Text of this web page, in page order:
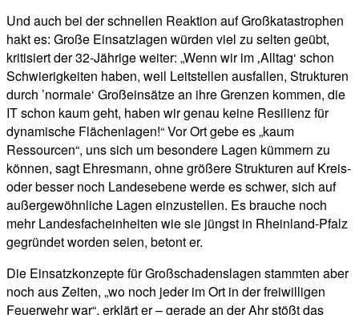
Und auch bei der schnellen Reaktion auf Großkatastrophen
hakt es: Große Einsatzlagen würden viel zu selten geübt,
kritisiert der 32-Jährige weiter: „Wenn wir im ‚Alltag‘ schon
Schwierigkeiten haben, weil Leitstellen ausfallen, Strukturen
durch ’normale‘ Großeinsätze an ihre Grenzen kommen, die
IT schon kaum geht, haben wir genau keine Resilienz für
dynamische Flächenlagen!“ Vor Ort gebe es „kaum
Ressourcen“, uns sich um besondere Lagen kümmern zu
können, sagt Ehresmann, ohne größere Strukturen auf Kreis-
oder besser noch Landesebene werde es schwer, sich auf
außergewöhnliche Lagen einzustellen. Es brauche noch
mehr Landesfacheinheiten wie sie jüngst in Rheinland-Pfalz
gegründet worden seien, betont er.
Die Einsatzkonzepte für Großschadenslagen stammten aber
noch aus Zeiten, „wo noch jeder im Ort in der freiwilligen
Feuerwehr war“, erklärt er – gerade an der Ahr stößt das